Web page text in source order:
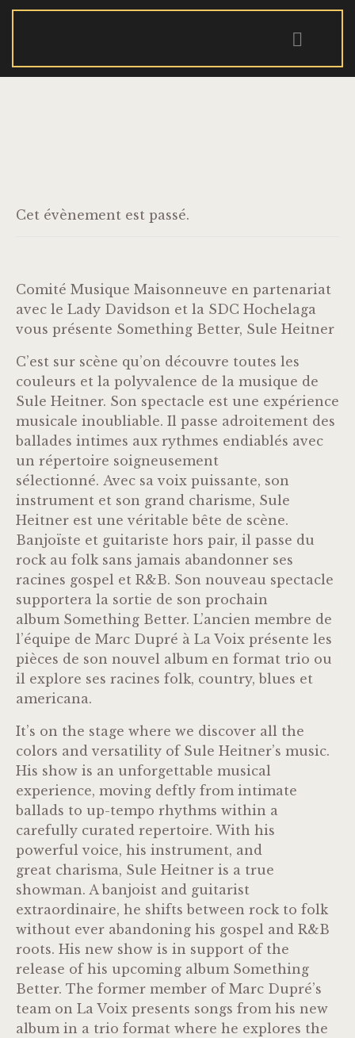
ACCUEIL
NOUVELLES
Cet évènement est passé.
Comité Musique Maisonneuve en partenariat
avec le Lady Davidson et la SDC Hochelaga
vous présente Something Better, Sule Heitner
C’est sur scène qu’on découvre toutes les
couleurs et la polyvalence de la musique de
Sule Heitner. Son spectacle est une expérience
musicale inoubliable. Il passe adroitement des
ballades intimes aux rythmes endiablés avec
un répertoire soigneusement
sélectionné. Avec sa voix puissante, son
instrument et son grand charisme, Sule
Heitner est une véritable bête de scène.
Banjoïste et guitariste hors pair, il passe du
rock au folk sans jamais abandonner ses
racines gospel et R&B. Son nouveau spectacle
supportera la sortie de son prochain
album Something Better. L’ancien membre de
l’équipe de Marc Dupré à La Voix présente les
pièces de son nouvel album en format trio ou
il explore ses racines folk, country, blues et
americana.
It’s on the stage where we discover all the
colors and versatility of Sule Heitner’s music.
His show is an unforgettable musical
experience, moving deftly from intimate
ballads to up-tempo rhythms within a
carefully curated repertoire. With his
powerful voice, his instrument, and
great charisma, Sule Heitner is a true
showman. A banjoist and guitarist
extraordinaire, he shifts between rock to folk
without ever abandoning his gospel and R&B
roots. His new show is in support of the
release of his upcoming album Something
Better. The former member of Marc Dupré’s
team on La Voix presents songs from his new
album in a trio format where he explores the